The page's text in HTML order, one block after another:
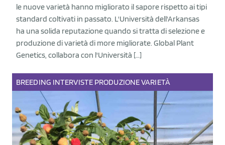
le nuove varietà hanno migliorato il sapore rispetto ai tipi
standard coltivati in passato. L'Università dell'Arkansas
ha una solida reputazione quando si tratta di selezione e
produzione di varietà di more migliorate. Global Plant
Genetics, collabora con l'Università […]
BREEDING INTERVISTE PRODUZIONEVARIETÀ